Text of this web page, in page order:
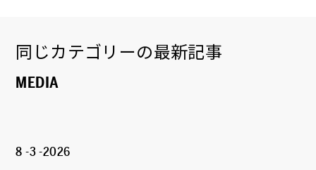
同じカテゴリーの最新記事
MEDIA
8 -3 -2026